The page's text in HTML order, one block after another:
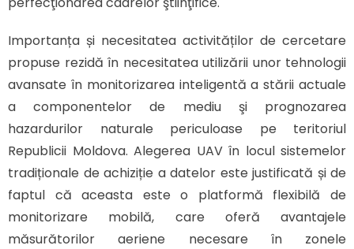
Importanța și necesitatea activităților de cercetare
propuse rezidă în necesitatea utilizării unor tehnologii
avansate în monitorizarea inteligentă a stării actuale
a componentelor de mediu şi prognozarea
hazardurilor naturale periculoase pe teritoriul
Republicii Moldova. Alegerea UAV în locul sistemelor
tradiționale de achiziție a datelor este justificată și de
faptul că aceasta este o platformă flexibilă de
monitorizare mobilă, care oferă avantajele
măsurătorilor aeriene necesare în zonele